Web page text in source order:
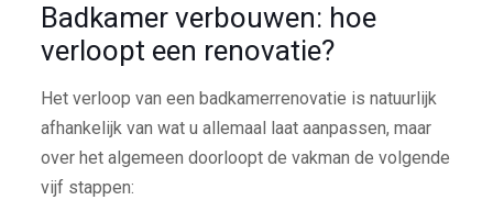
Badkamer verbouwen: hoe
verloopt een renovatie?
Het verloop van een badkamerrenovatie is natuurlijk
afhankelijk van wat u allemaal laat aanpassen, maar
over het algemeen doorloopt de vakman de volgende
vijf stappen: